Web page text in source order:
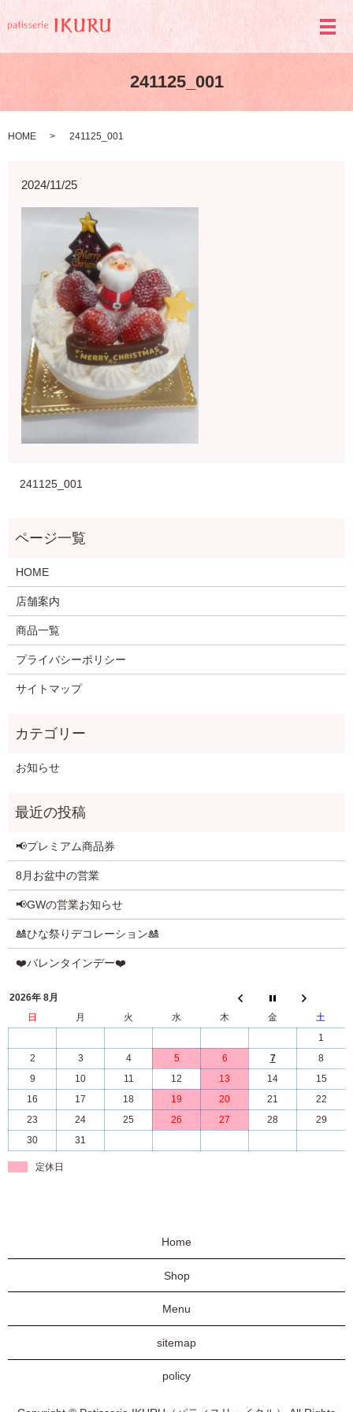
メ
241125_001
HOME 241125_001
2024/11/25
241125_001
HOME
店舗案内
商品一覧
プライバシーポリシー
サイトマップ
お知らせ
📢プレミアム商品券
8月お盆中の営業
📢GWの営業お知らせ
🎎ひな祭りデコレーション🎎
❤️バレンタインデー❤️
2026年 8月
日
月 火 水 木 金
土
1
2
3 4 5 6 7
8
9
10 11 12 13 14
15
16
17 18 19 20 21
22
23
24 25 26 27 28
29
30
31
定休日
Home
Shop
Menu
sitemap
policy